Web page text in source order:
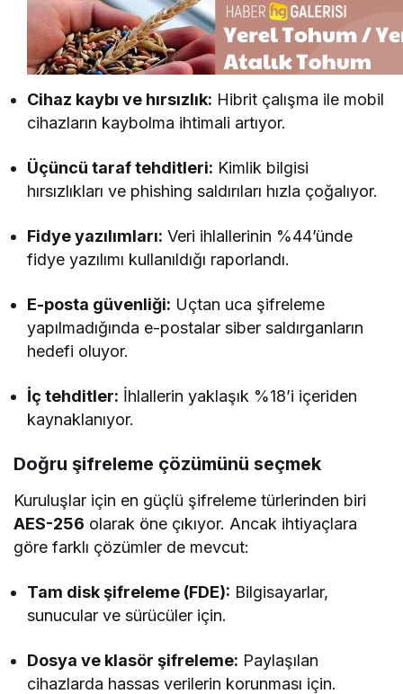
Cihaz kaybı ve hırsızlık: Hibrit çalışma ile mobil
cihazların kaybolma ihtimali artıyor.
Üçüncü taraf tehditleri: Kimlik bilgisi
hırsızlıkları ve phishing saldırıları hızla çoğalıyor.
Fidye yazılımları: Veri ihlallerinin %44’ünde
fidye yazılımı kullanıldığı raporlandı.
E-posta güvenliği: Uçtan uca şifreleme
yapılmadığında e-postalar siber saldırganların
hedefi oluyor.
İç tehditler: İhlallerin yaklaşık %18’i içeriden
kaynaklanıyor.
Doğru şifreleme çözümünü seçmek
Kuruluşlar için en güçlü şifreleme türlerinden biri
AES-256 olarak öne çıkıyor. Ancak ihtiyaçlara
göre farklı çözümler de mevcut:
Tam disk şifreleme (FDE): Bilgisayarlar,
sunucular ve sürücüler için.
Dosya ve klasör şifreleme: Paylaşılan
cihazlarda hassas verilerin korunması için.